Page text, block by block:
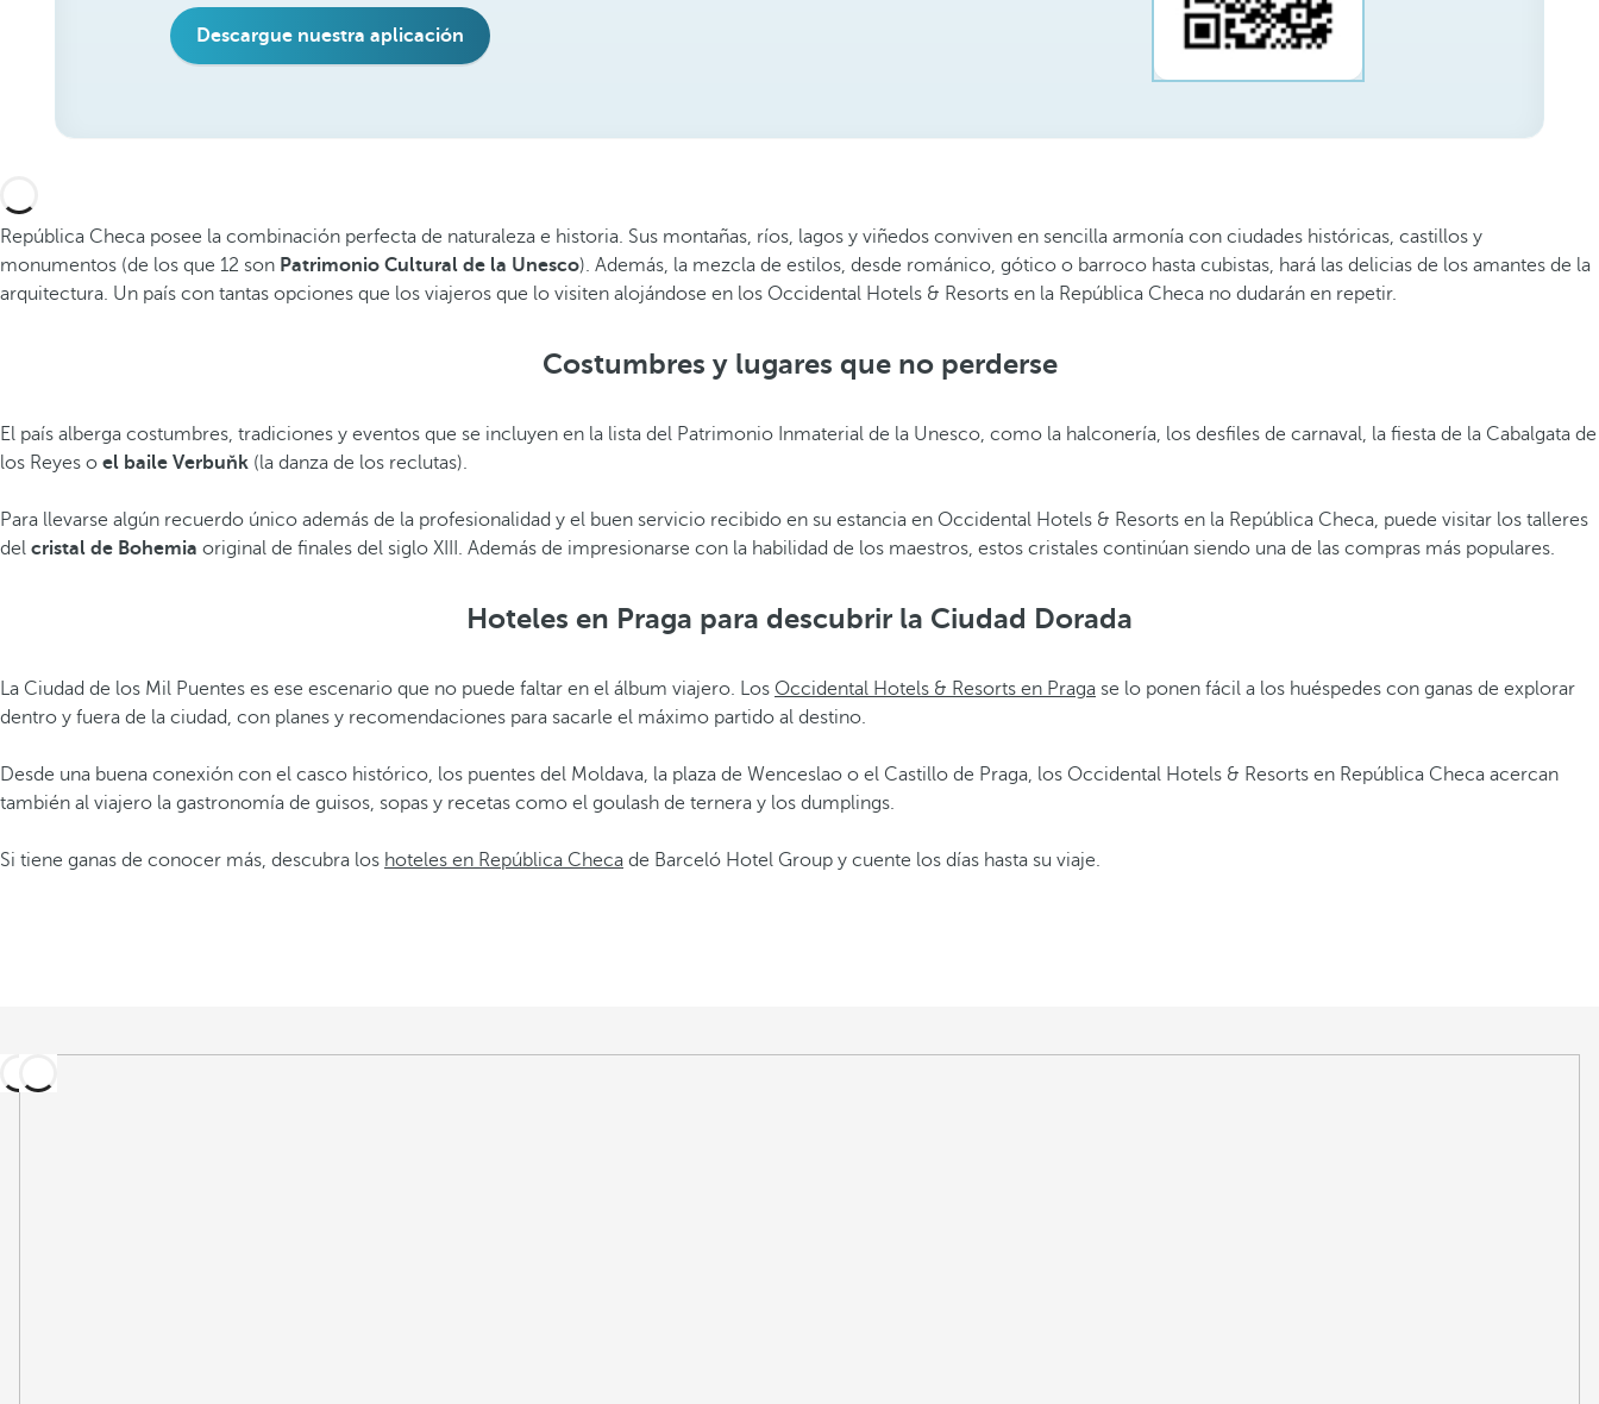
Descargue nuestra aplicación
República Checa posee la combinación perfecta de naturaleza e historia. Sus montañas, ríos, lagos y viñedos conviven en sencilla armonía con ciudades históricas, castillos y
monumentos (de los que 12 son Patrimonio Cultural de la Unesco). Además, la mezcla de estilos, desde románico, gótico o barroco hasta cubistas, hará las delicias de los amantes de la
arquitectura. Un país con tantas opciones que los viajeros que lo visiten alojándose en los Occidental Hotels & Resorts en la República Checa no dudarán en repetir.
Costumbres y lugares que no perderse
El país alberga costumbres, tradiciones y eventos que se incluyen en la lista del Patrimonio Inmaterial de la Unesco, como la halconería, los desfiles de carnaval, la fiesta de la Cabalgata de
los Reyes o el baile Verbuňk (la danza de los reclutas).
Para llevarse algún recuerdo único además de la profesionalidad y el buen servicio recibido en su estancia en Occidental Hotels & Resorts en la República Checa, puede visitar los talleres
del cristal de Bohemia original de finales del siglo XIII. Además de impresionarse con la habilidad de los maestros, estos cristales continúan siendo una de las compras más populares.
Hoteles en Praga para descubrir la Ciudad Dorada
La Ciudad de los Mil Puentes es ese escenario que no puede faltar en el álbum viajero. Los Occidental Hotels & Resorts en Praga se lo ponen fácil a los huéspedes con ganas de explorar
dentro y fuera de la ciudad, con planes y recomendaciones para sacarle el máximo partido al destino.
Desde una buena conexión con el casco histórico, los puentes del Moldava, la plaza de Wenceslao o el Castillo de Praga, los Occidental Hotels & Resorts en República Checa acercan
también al viajero la gastronomía de guisos, sopas y recetas como el goulash de ternera y los dumplings.
Si tiene ganas de conocer más, descubra los hoteles en República Checa de Barceló Hotel Group y cuente los días hasta su viaje.